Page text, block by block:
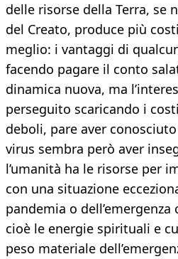
delle risorse della Terra, se
del Creato, produce più
meglio: i vantaggi di
facendo pagare il conto
dinamica nuova, ma
perseguito scaricando i
deboli, pare aver conosciuto
virus sembra però aver
l’umanità ha le risorse per
con una situazione
pandemia o
cioè le energie spirituali e
peso materiale